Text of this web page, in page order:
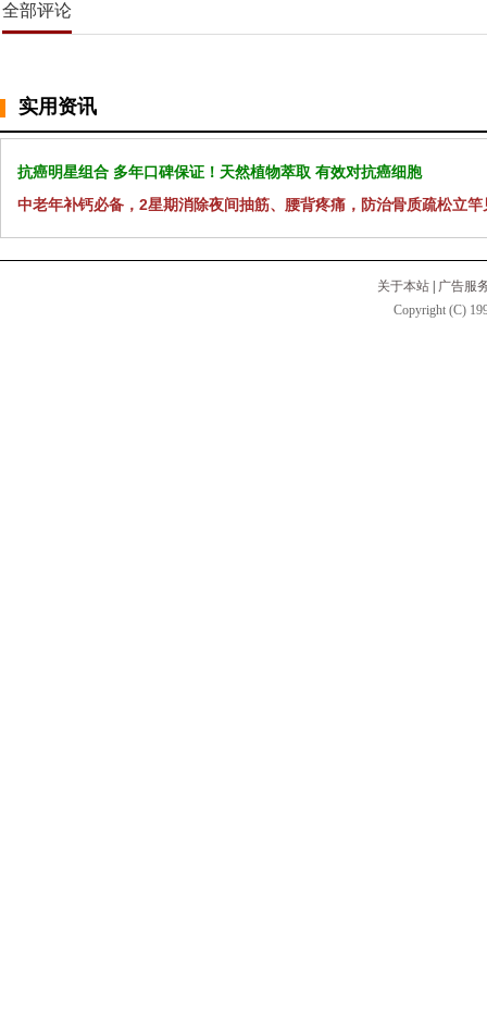
全部评论
实用资讯
抗癌明星组合 多年口碑保证！天然植物萃取 有效对抗癌细胞
中老年补钙必备，2星期消除夜间抽筋、腰背疼痛，防治骨质疏松立竿
关于本站
广告服
Copyright (C)